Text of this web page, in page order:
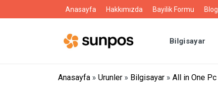
Anasayfa Hakkımızda Bayilik Formu Blog
Bilgisayar
Anasayfa » Urunler » Bilgisayar » All in One Pc